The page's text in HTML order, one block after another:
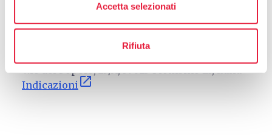
Accetta selezionati
Rifiuta
Come arrivare
Indicazioni open_in_new